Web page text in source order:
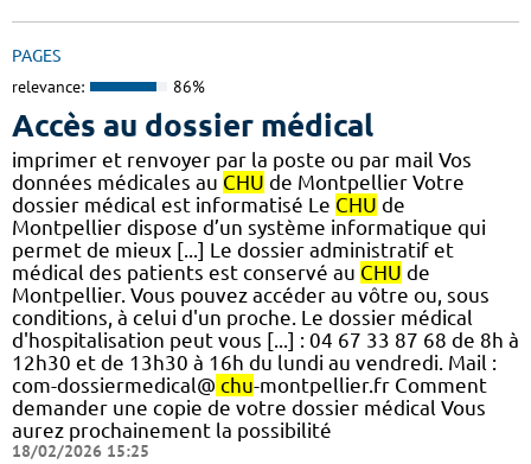
PAGES
relevance: 86%
Accès au dossier médical
imprimer et renvoyer par la poste ou par mail Vos
données médicales au CHU de Montpellier Votre
dossier médical est informatisé Le CHU de
Montpellier dispose d’un système informatique qui
permet de mieux [...] Le dossier administratif et
médical des patients est conservé au CHU de
Montpellier. Vous pouvez accéder au vôtre ou, sous
conditions, à celui d'un proche. Le dossier médical
d'hospitalisation peut vous [...] : 04 67 33 87 68 de 8h à
12h30 et de 13h30 à 16h du lundi au vendredi. Mail :
com-dossiermedical@ chu-montpellier.fr Comment
demander une copie de votre dossier médical Vous
aurez prochainement la possibilité
18/02/2026 15:25